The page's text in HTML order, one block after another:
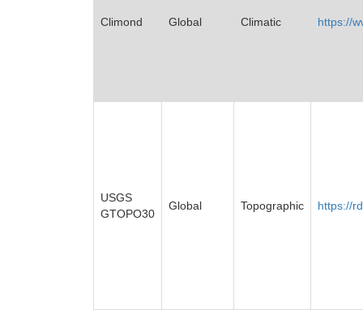
Climond Global Climatic https://
USGS
GTOPO30
Global Topographic https://